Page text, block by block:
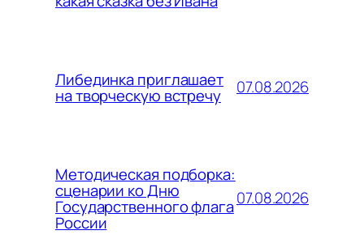
Либединка приглашает
на творческую встречу 07.08.2026
Методическая подборка:
сценарии ко Дню
Государственного флага
России
07.08.2026